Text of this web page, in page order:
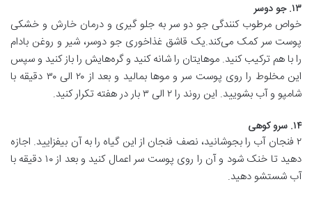
۱۳. جو دوسر
خواص مرطوب کنندگی جو دو سر به جلو گیری و درمان خارش و خشکی
پوست سر کمک می‌کند.یک قاشق غذاخوری جو دوسر، شیر و روغن بادام
را با هم ترکیب کنید. موهایتان را شانه کنید و گره‌هایش را باز کنید و سپس
این مخلوط را روی پوست سر و مو‌ها بمالید و بعد از ۲۰ الی ۳۰ دقیقه با
شامپو و آب بشویید. این روند را ۲ الی ۳ بار در هفته تکرار کنید.
۱۴. سرو کوهی
۲ فنجان آب را بجوشانید، نصف فنجان از این گیاه را به آن بیفزایید. اجازه
دهید تا خنک شود و آن را روی پوست سر اعمال کنید و بعد از ۱۰ دقیقه با
آب شستشو دهید.